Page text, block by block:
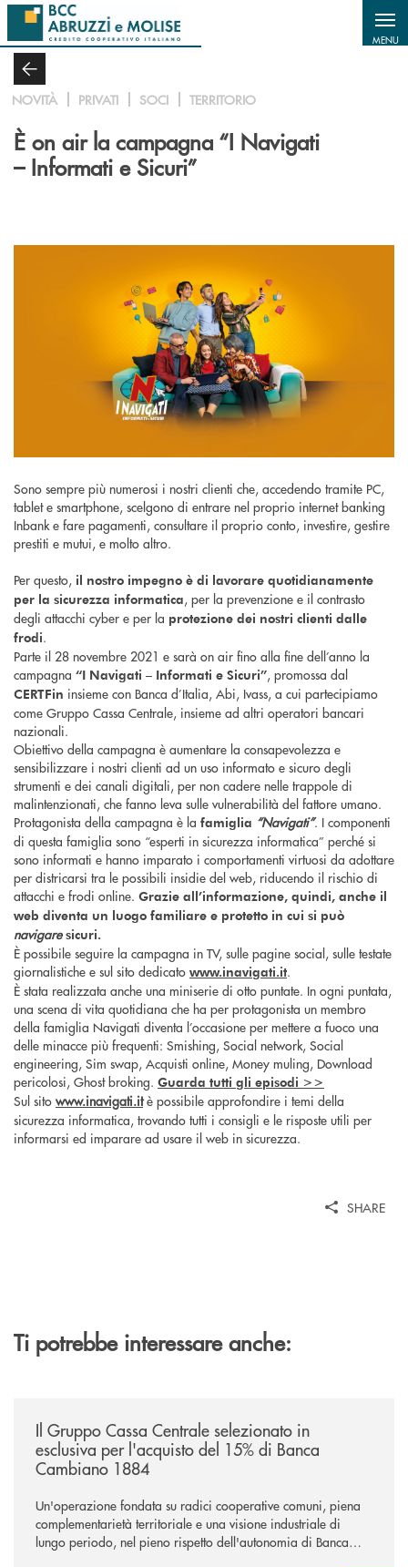
Salta al contenuto principale
MENU
NOVITÀ PRIVATI SOCI TERRITORIO
È on air la campagna “I Navigati
– Informati e Sicuri”
Sono sempre più numerosi i nostri clienti che, accedendo tramite PC,
tablet e smartphone, scelgono di entrare nel proprio internet banking
Inbank e fare pagamenti, consultare il proprio conto, investire, gestire
prestiti e mutui, e molto altro.
Per questo, il nostro impegno è di lavorare quotidianamente
per la sicurezza informatica, per la prevenzione e il contrasto
degli attacchi cyber e per la protezione dei nostri clienti dalle
frodi.
Parte il 28 novembre 2021 e sarà on air fino alla fine dell’anno la
campagna “I Navigati – Informati e Sicuri”, promossa dal
CERTFin insieme con Banca d’Italia, Abi, Ivass, a cui partecipiamo
come Gruppo Cassa Centrale, insieme ad altri operatori bancari
nazionali.
Obiettivo della campagna è aumentare la consapevolezza e
sensibilizzare i nostri clienti ad un uso informato e sicuro degli
strumenti e dei canali digitali, per non cadere nelle trappole di
malintenzionati, che fanno leva sulle vulnerabilità del fattore umano.
Protagonista della campagna è la famiglia “Navigati”. I componenti
di questa famiglia sono “esperti in sicurezza informatica” perché si
sono informati e hanno imparato i comportamenti virtuosi da adottare
per districarsi tra le possibili insidie del web, riducendo il rischio di
attacchi e frodi online. Grazie all’informazione, quindi, anche il
web diventa un luogo familiare e protetto in cui si può
navigaresicuri.
È possibile seguire la campagna in TV, sulle pagine social, sulle testate
giornalistiche e sul sito dedicato www.inavigati.it.
È stata realizzata anche una miniserie di otto puntate. In ogni puntata,
una scena di vita quotidiana che ha per protagonista un membro
della famiglia Navigati diventa l’occasione per mettere a fuoco una
delle minacce più frequenti: Smishing, Social network, Social
engineering, Sim swap, Acquisti online, Money muling, Download
pericolosi, Ghost broking. Guarda tutti gli episodi >>
Sul sitowww.inavigati.itè possibile approfondire i temi della
sicurezza informatica, trovando tutti i consigli e le risposte utili per
informarsi ed imparare ad usare il web in sicurezza.
SHARE
Ti potrebbe interessare anche:
Il Gruppo Cassa Centrale selezionato in
esclusiva per l'acquisto del 15% di Banca
Cambiano 1884
Un'operazione fondata su radici cooperative comuni, piena
complementarietà territoriale e una visione industriale di
lungo periodo, nel pieno rispetto dell'autonomia di Banca